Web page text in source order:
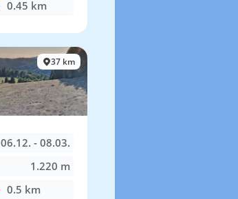
0.45 km
37 km
06.12. - 08.03.
1.220 m
0.5 km